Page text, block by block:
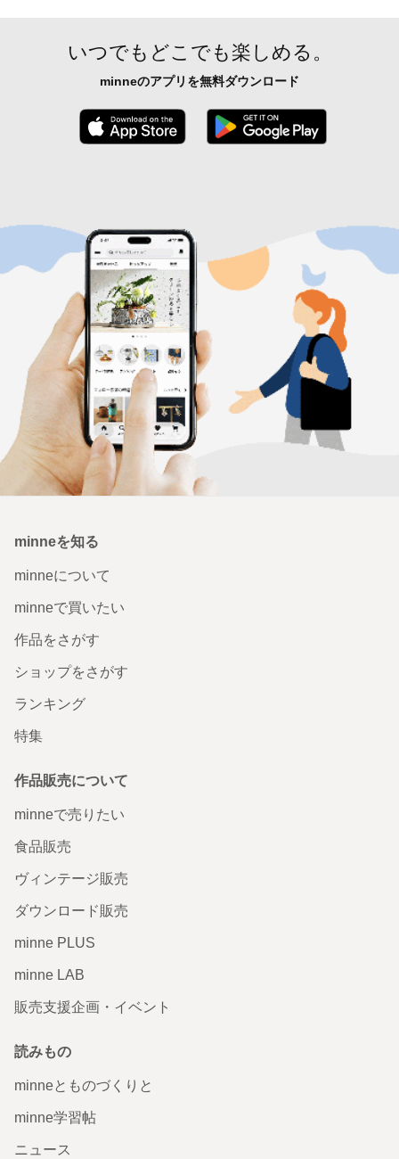
いつでもどこでも楽しめる。
minneのアプリを無料ダウンロード
App Store からダウンロード
minneを知る
minneについて
minneで買いたい
作品をさがす
ショップをさがす
ランキング
特集
作品販売について
minneで売りたい
食品販売
ヴィンテージ販売
ダウンロード販売
minne PLUS
minne LAB
販売支援企画・イベント
読みもの
minneとものづくりと
minne学習帖
ニュース